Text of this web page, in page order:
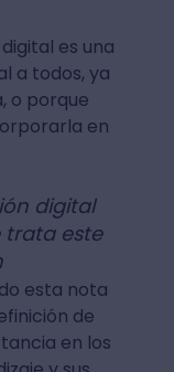
es una
a todos, ya
o porque
en
digital
trata este
esta nota
de
en los